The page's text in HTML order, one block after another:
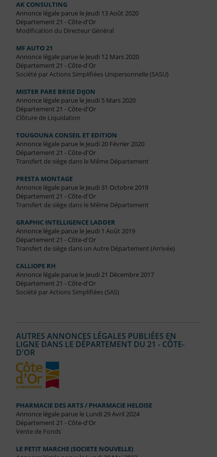
AK CONSULTING
Annonce légale parue le Jeudi 13 Août 2020
Département 21 - Côte-d'Or
Modification du Directeur Général
MF AUTO 21
Annonce légale parue le Jeudi 12 Mars 2020
Département 21 - Côte-d'Or
Société par Actions Simplifiées Unipersonnelle (SASU)
MISTER PARE BRISE DIJON
Annonce légale parue le Jeudi 5 Mars 2020
Département 21 - Côte-d'Or
Clôture de Liquidation
TOUGOUNA CONSEIL ET EDITION
Annonce légale parue le Jeudi 20 Février 2020
Département 21 - Côte-d'Or
Transfert de siège dans le Même Département
PRESTA MONTAGE
Annonce légale parue le Jeudi 31 Octobre 2019
Département 21 - Côte-d'Or
Transfert de siège dans le Même Département
GRAPHIC INTELLIGENCE LADDER
Annonce légale parue le Jeudi 1 Août 2019
Département 21 - Côte-d'Or
Transfert de siège dans un Autre Département (Arrivée)
CALLIOPE RH
Annonce légale parue le Jeudi 21 Décembre 2017
Département 21 - Côte-d'Or
Société par Actions Simplifiées (SAS)
AUTRES ANNONCES LÉGALES PUBLIÉES EN
LIGNE DANS LE DÉPARTEMENT DU 21 - CÔTE-
D'OR
PHARMACIE DES ARTS / PHARMACIE HELOISE
Annonce légale parue le Lundi 29 Avril 2024
Département 21 - Côte-d'Or
Vente de Fonds
LE PETIT MARCHE (SOCIETE NOUVELLE)